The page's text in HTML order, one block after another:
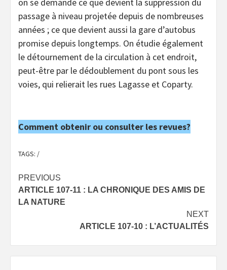
passage à niveau projetée depuis de nombreuses
années ; ce que devient aussi la gare d’autobus
promise depuis longtemps. On étudie également
le détournement de la circulation à cet endroit,
peut-être par le dédoublement du pont sous les
voies, qui relierait les rues Lagasse et Coparty.
Comment obtenir ou consulter les revues?
TAGS: /
Post
navigation
PREVIOUS
ARTICLE 107-11 : LA CHRONIQUE DES AMIS DE
LA NATURE
NEXT
ARTICLE 107-10 : L’ACTUALITÉS